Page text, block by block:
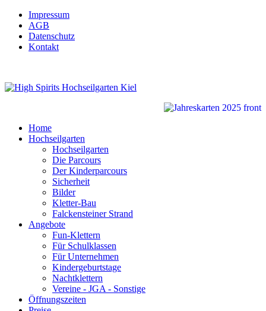
Impressum
AGB
Datenschutz
Kontakt
Home
Hochseilgarten
Hochseilgarten
Die Parcours
Der Kinderparcours
Sicherheit
Bilder
Kletter-Bau
Falckensteiner Strand
Angebote
Fun-Klettern
Für Schulklassen
Für Unternehmen
Kindergeburtstage
Nachtklettern
Vereine - JGA - Sonstige
Öffnungszeiten